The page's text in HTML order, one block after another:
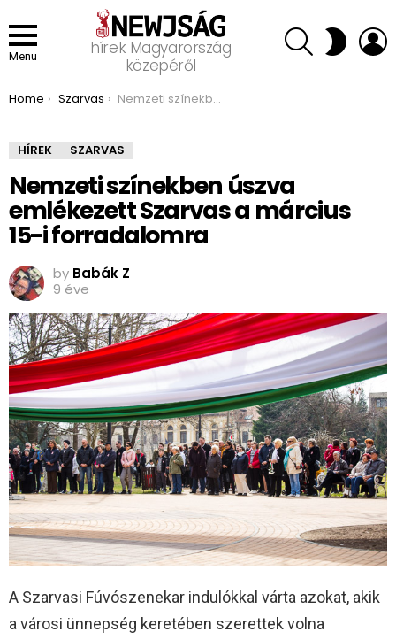
Menu
hírek Magyarország
közepéről
SEARCH SWITCH
SKIN
You are here:
Home Szarvas Nemzeti színekben úszva emlékezett Szarvas a március 15-i forradalomra
HÍREK SZARVAS
Nemzeti színekben úszva
emlékezett Szarvas a március
15-i forradalomra
by Babák Z
9 éve
A Szarvasi Fúvószenekar indulókkal várta azokat, akik
a városi ünnepség keretében szerettek volna